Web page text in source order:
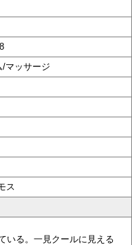
/マッサージ
ス
いる。一見クールに見える